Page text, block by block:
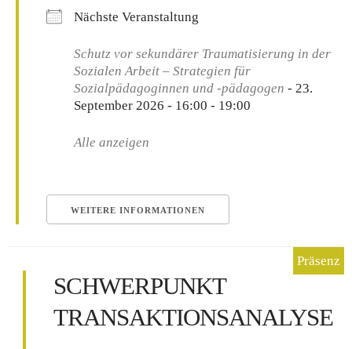
Nächste Veranstaltung
Schutz vor sekundärer Traumatisierung in der
Sozialen Arbeit – Strategien für
Sozialpädagoginnen und -pädagogen - 23.
September 2026 - 16:00 - 19:00
Alle anzeigen
WEITERE INFORMATIONEN
SCHWERPUNKT
TRANSAKTIONSANALYSE